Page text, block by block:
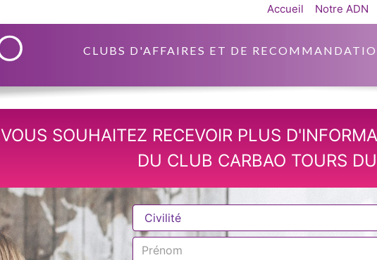
CLUBS D'AFFAIRES ET DE
Accueil Notre ADN
VOUS SOUHAITEZ RECEVOIR PLUS
DU CLUB CARBAO TOURS